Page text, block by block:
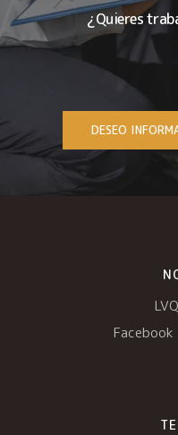
¿Quieres
DESEO
Facebook